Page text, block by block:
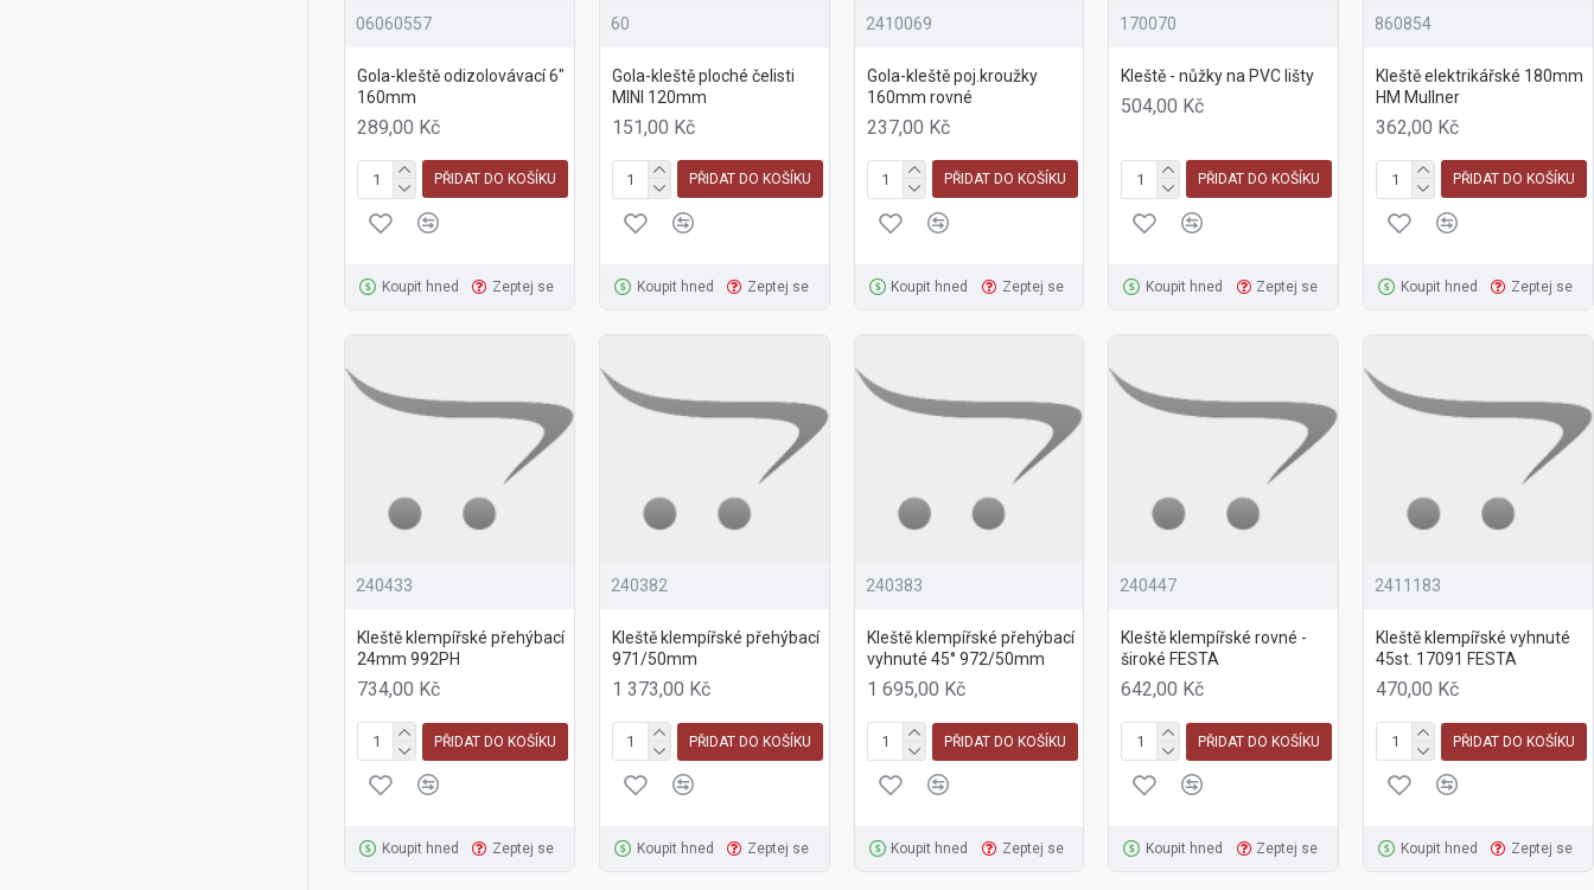
06060557
Gola-kleště odizolovávací 6"
160mm
289,00 Kč
PŘIDAT DO KOŠÍKU
Koupit hned Zeptej se
60
Gola-kleště ploché čelisti
MINI 120mm
151,00 Kč
PŘIDAT DO KOŠÍKU
Koupit hned Zeptej se
2410069
Gola-kleště poj.kroužky
160mm rovné
237,00 Kč
PŘIDAT DO KOŠÍKU
Koupit hned Zeptej se
170070
Kleště - nůžky na PVC lišty
504,00 Kč
PŘIDAT DO KOŠÍKU
Koupit hned Zeptej se
860854
Kleště elektrikářské 180mm
HM Mullner
362,00 Kč
PŘIDAT DO KOŠÍKU
Koupit hned Zeptej se
240433
Kleště klempířské přehýbací
24mm 992PH
734,00 Kč
PŘIDAT DO KOŠÍKU
Koupit hned Zeptej se
240382
Kleště klempířské přehýbací
971/50mm
1 373,00 Kč
PŘIDAT DO KOŠÍKU
Koupit hned Zeptej se
240383
Kleště klempířské přehýbací
vyhnuté 45° 972/50mm
1 695,00 Kč
PŘIDAT DO KOŠÍKU
Koupit hned Zeptej se
240447
Kleště klempířské rovné -
široké FESTA
642,00 Kč
PŘIDAT DO KOŠÍKU
Koupit hned Zeptej se
2411183
Kleště klempířské vyhnuté
45st. 17091 FESTA
470,00 Kč
PŘIDAT DO KOŠÍKU
Koupit hned Zeptej se